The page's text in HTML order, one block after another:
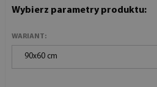
Wybierz parametry produktu:
WARIANT:
90x60 cm